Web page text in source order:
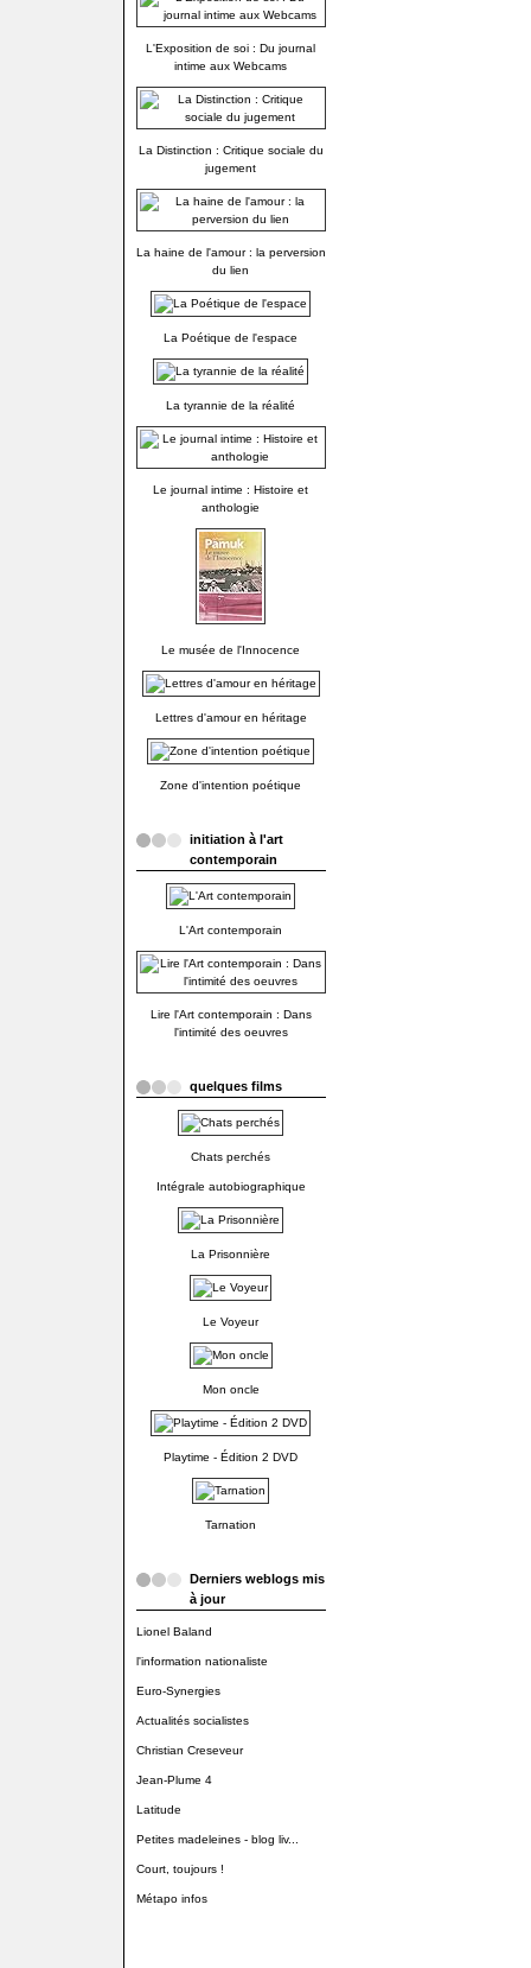
L'Exposition de soi : Du journal
intime aux Webcams
La Distinction : Critique sociale du
jugement
La haine de l'amour : la perversion
du lien
La Poétique de l'espace
La tyrannie de la réalité
Le journal intime : Histoire et
anthologie
Le musée de l'Innocence
Lettres d'amour en héritage
Zone d'intention poétique
initiation à l'art
contemporain
L'Art contemporain
Lire l'Art contemporain : Dans
l'intimité des oeuvres
quelques films
Chats perchés
Intégrale autobiographique
La Prisonnière
Le Voyeur
Mon oncle
Playtime - Édition 2 DVD
Tarnation
Derniers weblogs mis
à jour
Lionel Baland
l'information nationaliste
Euro-Synergies
Actualités socialistes
Christian Creseveur
Jean-Plume 4
Latitude
Petites madeleines - blog liv...
Court, toujours !
Métapo infos